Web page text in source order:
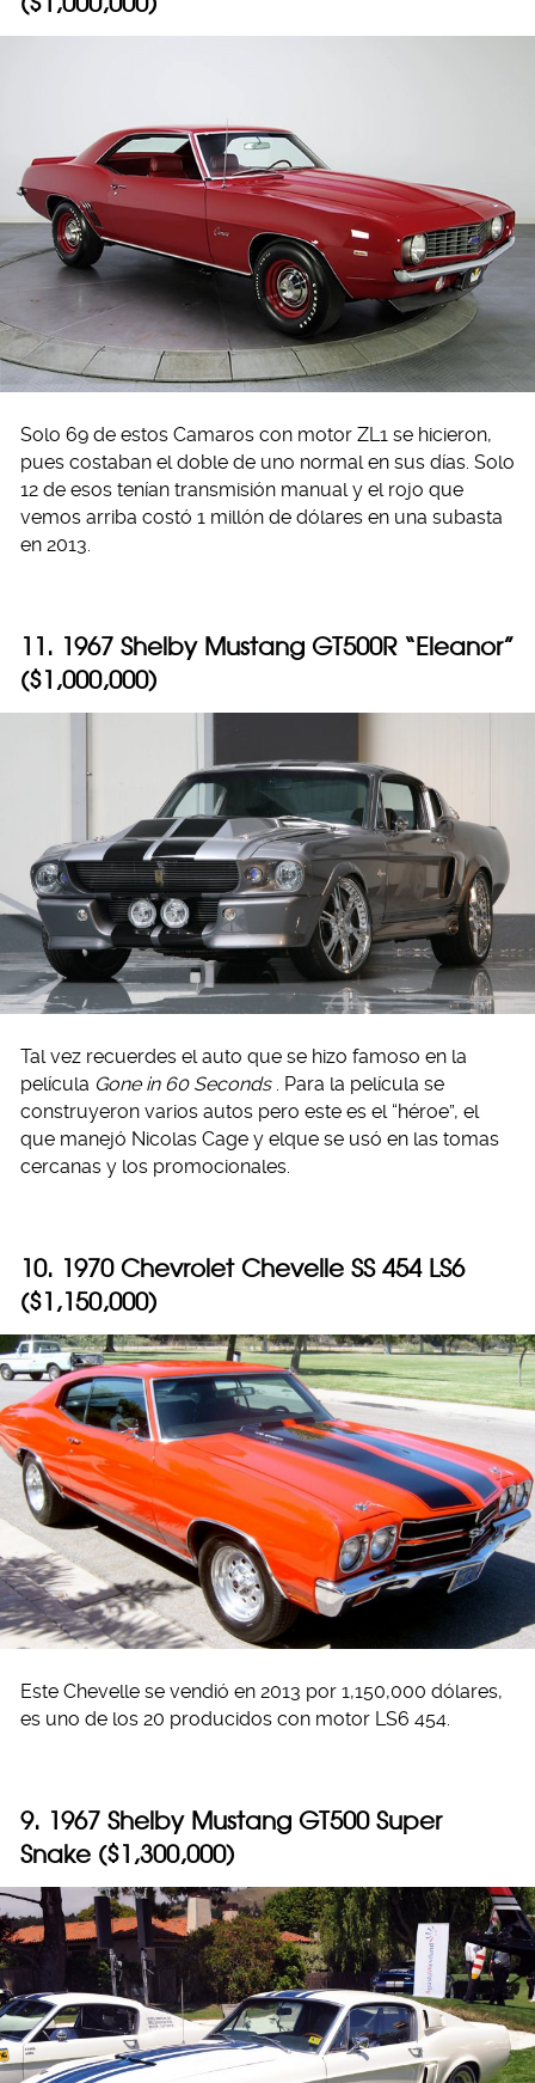
Solo 69 de estos Camaros con motor ZL1 se hicieron,
pues costaban el doble de uno normal en sus días. Solo
12 de esos tenían transmisión manual y el rojo que
vemos arriba costó 1 millón de dólares en una subasta
en 2013.
11. 1967 Shelby Mustang GT500R “Eleanor”
($1,000,000)
Tal vez recuerdes el auto que se hizo famoso en la
película Gone in 60 Seconds . Para la película se
construyeron varios autos pero este es el “héroe”, el
que manejó Nicolas Cage y elque se usó en las tomas
cercanas y los promocionales.
10. 1970 Chevrolet Chevelle SS 454 LS6
($1,150,000)
Este Chevelle se vendió en 2013 por 1,150,000 dólares,
es uno de los 20 producidos con motor LS6 454.
9. 1967 Shelby Mustang GT500 Super
Snake ($1,300,000)